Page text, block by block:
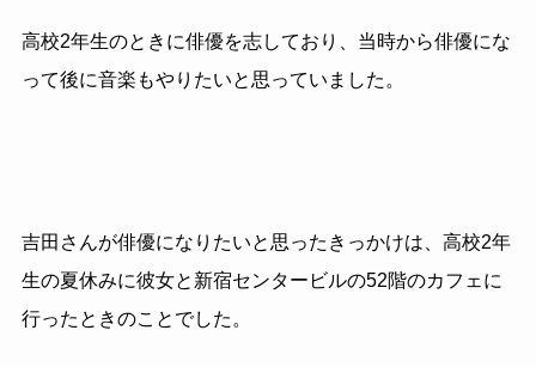
高校2年生のときに俳優を志しており、当時から俳優にな
って後に音楽もやりたいと思っていました。
吉田さんが俳優になりたいと思ったきっかけは、高校2年
生の夏休みに彼女と新宿センタービルの52階のカフェに
行ったときのことでした。